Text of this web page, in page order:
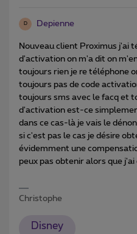
D Depienne
Nouveau client Proximus j'ai
d'activation on m'a dit on
toujours rien je re téléphone
toujours pas de code
toujours sms avec le facq et
d'activation est-ce
dans ce cas-là je vais le
si c'est pas le cas je désire
évidemment une
peux pas obtenir alors que
Christophe
Disney